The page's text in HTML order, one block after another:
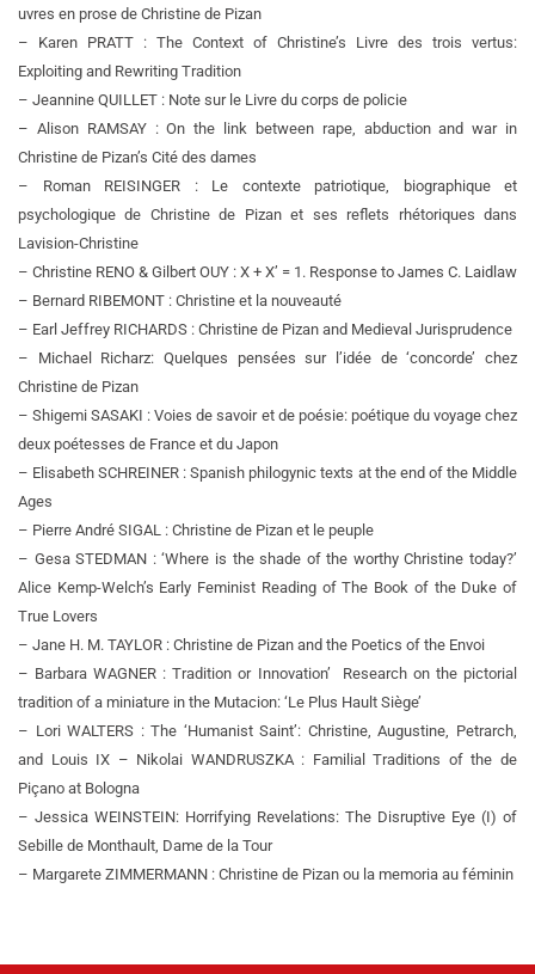
uvres en prose de Christine de Pizan
– Karen PRATT : The Context of Christine’s Livre des trois vertus:
Exploiting and Rewriting Tradition
– Jeannine QUILLET : Note sur le Livre du corps de policie
– Alison RAMSAY : On the link between rape, abduction and war in
Christine de Pizan’s Cité des dames
– Roman REISINGER : Le contexte patriotique, biographique et
psychologique de Christine de Pizan et ses reflets rhétoriques dans
Lavision-Christine
– Christine RENO & Gilbert OUY : X + X’ = 1. Response to James C. Laidlaw
– Bernard RIBEMONT : Christine et la nouveauté
– Earl Jeffrey RICHARDS : Christine de Pizan and Medieval Jurisprudence
– Michael Richarz: Quelques pensées sur l’idée de ‘concorde’ chez
Christine de Pizan
– Shigemi SASAKI : Voies de savoir et de poésie: poétique du voyage chez
deux poétesses de France et du Japon
– Elisabeth SCHREINER : Spanish philogynic texts at the end of the Middle
Ages
– Pierre André SIGAL : Christine de Pizan et le peuple
– Gesa STEDMAN : ‘Where is the shade of the worthy Christine today?’
Alice Kemp-Welch’s Early Feminist Reading of The Book of the Duke of
True Lovers
– Jane H. M. TAYLOR : Christine de Pizan and the Poetics of the Envoi
– Barbara WAGNER : Tradition or Innovation’ ­ Research on the pictorial
tradition of a miniature in the Mutacion: ‘Le Plus Hault Siège’
– Lori WALTERS : The ‘Humanist Saint’: Christine, Augustine, Petrarch,
and Louis IX – Nikolai WANDRUSZKA : Familial Traditions of the de
Piçano at Bologna
– Jessica WEINSTEIN: Horrifying Revelations: The Disruptive Eye (I) of
Sebille de Monthault, Dame de la Tour
– Margarete ZIMMERMANN : Christine de Pizan ou la memoria au féminin